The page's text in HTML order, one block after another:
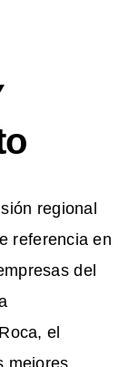
regional
referencia en
del
el
mejores